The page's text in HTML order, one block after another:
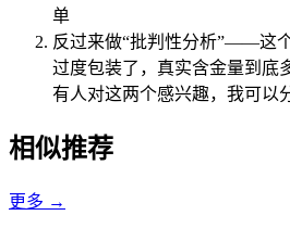
单
反过来做“批判性分析”——这
过度包装了，真实含金量到底
有人对这两个感兴趣，我可以
相似推荐
更多 →